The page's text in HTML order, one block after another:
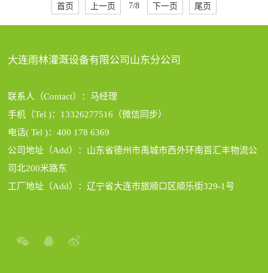
首页 上一页 7/8 下一页 尾页
大连雨林灌溉设备有限公司山东分公司
联系人（Contact）：马经理
手机（Tel )：13326277516（微信同步）
电话( Tel )：400 178 6369
公司地址（Add）：山东省德州市禹城市西外环南首汇丰物流公
司北200米路东
工厂地址（Add）：辽宁省大连市旅顺口区顺乐街329-1号